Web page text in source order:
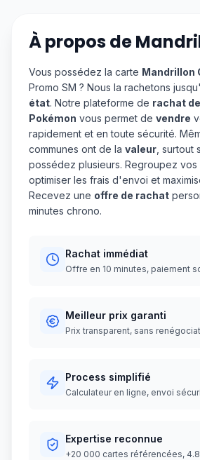
À propos de
Vous possédez la carte Mandrillon
Promo SM ? Nous la rachetons
état. Notre plateforme de rachat
Pokémon vous permet de vendre
rapidement et en toute sécurité.
communes ont de la valeur , surtout
possédez plusieurs. Regroupez
optimiser les frais d'envoi et
Recevez une offre de rachat
minutes chrono.
Rachat immédiat
Offre en 10 minutes, paiement
Meilleur prix garanti
Prix transparent, sans
Process simplifié
Calculateur en ligne, envoi
Expertise reconnue
+20 000 cartes référencées,